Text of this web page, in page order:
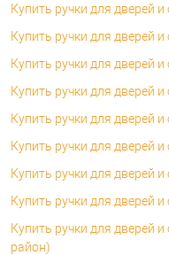
Купить ручки для дверей
Купить ручки для дверей и
Купить ручки для дверей и
Купить ручки для дверей
Купить ручки для дверей и
Купить ручки для дверей
Купить ручки для дверей
Купить ручки для дверей
Купить ручки для дверей
район)